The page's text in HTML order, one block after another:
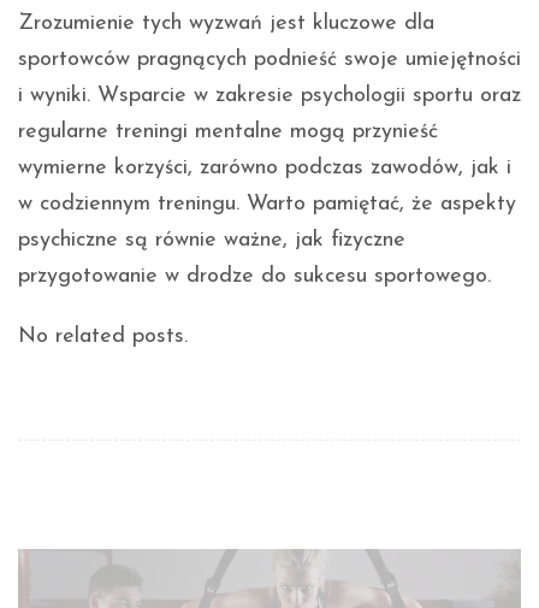
Zrozumienie tych wyzwań jest kluczowe dla
sportowców pragnących podnieść swoje umiejętności
i wyniki. Wsparcie w zakresie psychologii sportu oraz
regularne treningi mentalne mogą przynieść
wymierne korzyści, zarówno podczas zawodów, jak i
w codziennym treningu. Warto pamiętać, że aspekty
psychiczne są równie ważne, jak fizyczne
przygotowanie w drodze do sukcesu sportowego.
No related posts.